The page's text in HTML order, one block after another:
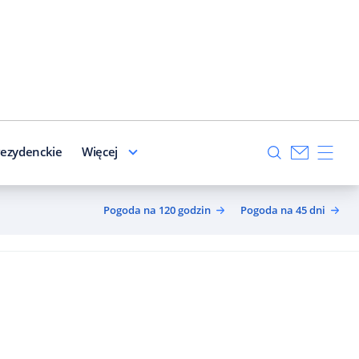
Więcej
Pogoda na 120 godzin Pogoda na 45 dni